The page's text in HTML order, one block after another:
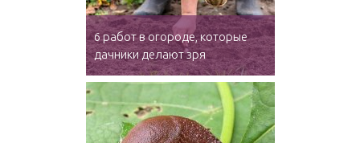
6 работ в огороде, которые
дачники делают зря